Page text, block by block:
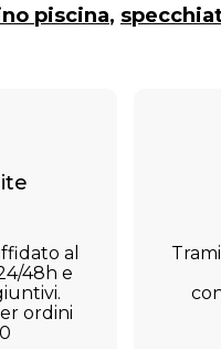
piscina,
al
48h e
ordini